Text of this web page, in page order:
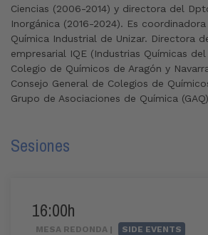
Ciencias (2006-2014) y directora del
Inorgánica (2016-2024). Es
Química Industrial de Unizar. Directora
empresarial IQE (Industrias Químicas
Colegio de Químicos de Aragón y
Consejo General de Colegios de
Grupo de Asociaciones de Química
Sesiones
16:00h
MESA REDONDA |
SIDE EVENTS